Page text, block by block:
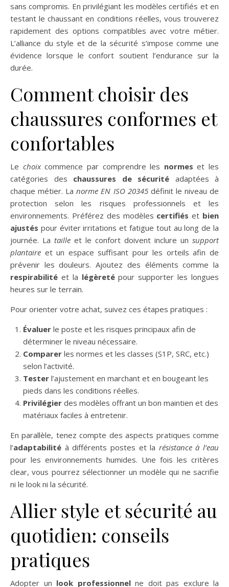
sans compromis. En privilégiant les modèles certifiés et en
testant le chaussant en conditions réelles, vous trouverez
rapidement des options compatibles avec votre métier.
L’alliance du style et de la sécurité s’impose comme une
évidence lorsque le confort soutient l’endurance sur la
durée.
Comment choisir des
chaussures conformes et
confortables
Le choixcommence par comprendre les normes et les
catégories des chaussures de sécurité adaptées à
chaque métier. Lanorme EN ISO 20345définit le niveau de
protection selon les risques professionnels et les
environnements. Préférez des modèles certifiés et bien
ajustés pour éviter irritations et fatigue tout au long de la
journée. La taille et le confort doivent inclure un support
plantaire et un espace suffisant pour les orteils afin de
prévenir les douleurs. Ajoutez des éléments comme la
respirabilité et la légèretépour supporter les longues
heures sur le terrain.
Pour orienter votre achat, suivez ces étapes pratiques :
Évaluer le poste et les risques principaux afin de
déterminer le niveau nécessaire.
Comparer les normes et les classes (S1P, SRC, etc.)
selon l’activité.
Tester l’ajustement en marchant et en bougeant les
pieds dans les conditions réelles.
Privilégier des modèles offrant un bon maintien et des
matériaux faciles à entretenir.
En parallèle, tenez compte des aspects pratiques comme
l’adaptabilité à différents postes et la résistance à l’eau
pour les environnements humides. Une fois les critères
clear, vous pourrez sélectionner un modèle qui ne sacrifie
ni le look ni la sécurité.
Allier style et sécurité au
quotidien: conseils
pratiques
Adopter un look professionnelne doit pas exclure la